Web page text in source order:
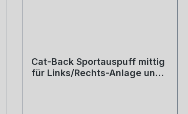
Cat-Back Sportauspuff mittig
für Links/Rechts-Anlage und